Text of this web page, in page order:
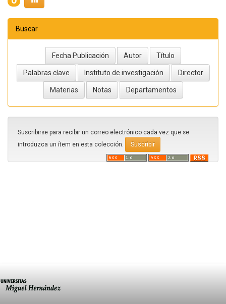
Buscar
Suscribirse para recibir un correo electrónico cada vez que se
introduzca un ítem en esta colección.